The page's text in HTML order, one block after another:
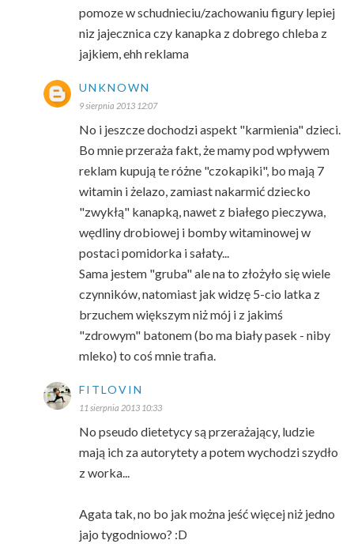
pomoze w schudnieciu/zachowaniu figury lepiej
niz jajecznica czy kanapka z dobrego chleba z
jajkiem, ehh reklama
UNKNOWN
9 sierpnia 2013 12:07
No i jeszcze dochodzi aspekt "karmienia" dzieci.
Bo mnie przeraża fakt, że mamy pod wpływem
reklam kupują te różne "czokapiki", bo mają 7
witamin i żelazo, zamiast nakarmić dziecko
"zwykłą" kanapką, nawet z białego pieczywa,
wędliny drobiowej i bomby witaminowej w
postaci pomidorka i sałaty...
Sama jestem "gruba" ale na to złożyło się wiele
czynników, natomiast jak widzę 5-cio latka z
brzuchem większym niż mój i z jakimś
"zdrowym" batonem (bo ma biały pasek - niby
mleko) to coś mnie trafia.
FITLOVIN
11 sierpnia 2013 10:33
No pseudo dietetycy są przerażający, ludzie
mają ich za autorytety a potem wychodzi szydło
z worka...
Agata tak, no bo jak można jeść więcej niż jedno
jajo tygodniowo? :D